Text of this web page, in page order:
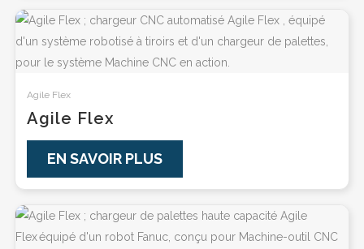
Agile Flex
Agile Flex
EN SAVOIR PLUS